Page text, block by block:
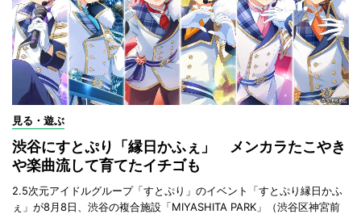
見る・遊ぶ
渋谷にすとぷり「縁日かふぇ」 メンカラたこやき
や楽曲流して育てたイチゴも
2.5次元アイドルグループ「すとぷり」のイベント「すとぷり縁日かふ
ぇ」が8月8日、渋谷の複合施設「MIYASHITA PARK」（渋谷区神宮前